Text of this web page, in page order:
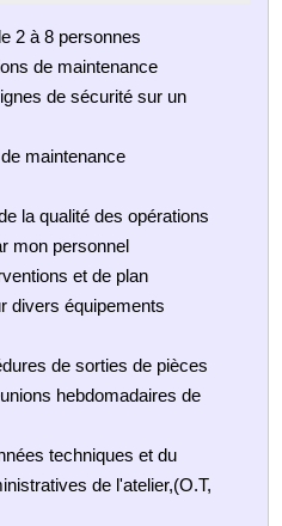
2 à 8 personnes
de maintenance
de sécurité sur un
maintenance
la qualité des opérations
mon personnel
et de plan
divers équipements
de sorties de pièces
hebdomadaires de
techniques et du
de l'atelier,(O.T,